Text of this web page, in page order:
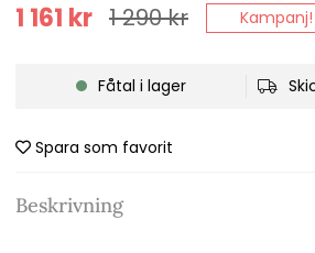
1 290kr
1 161 kr Kampanj!
Fåtal i lager
Spara som favorit
Beskrivning